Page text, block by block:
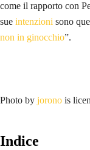
come il rapporto con
sue intenzioni sono
non in ginocchio”.
Photo by jorono is
Indice